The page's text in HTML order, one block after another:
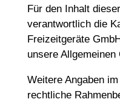
Für den Inhalt
verantwortlich die
Freizeitgeräte
unsere
Weitere Angaben
rechtliche